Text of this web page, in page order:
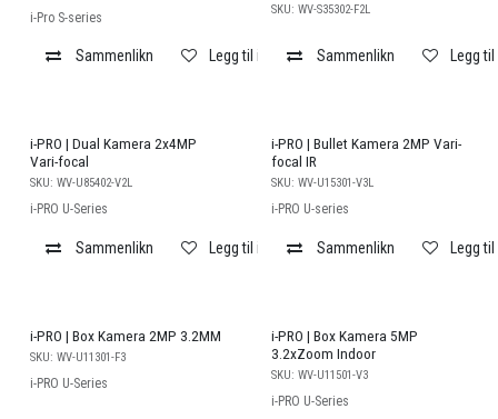
i-Pro S-series
Sammenlikn Legg til i ønskeliste
SKU: WV-S35302-F2L
Sammenlikn Legg
i-PRO | Dual Kamera 2x4MP
Vari-focal
SKU: WV-U85402-V2L
i-PRO U-Series
Sammenlikn Legg til i ønskeliste
i-PRO | Bullet Kamera 2MP Vari-
focal IR
SKU: WV-U15301-V3L
i-PRO U-series
Sammenlikn Legg
i-PRO | Box Kamera 2MP 3.2MM
SKU: WV-U11301-F3
i-PRO U-Series
i-PRO | Box Kamera 5MP
3.2xZoom Indoor
SKU: WV-U11501-V3
i-PRO U-Series